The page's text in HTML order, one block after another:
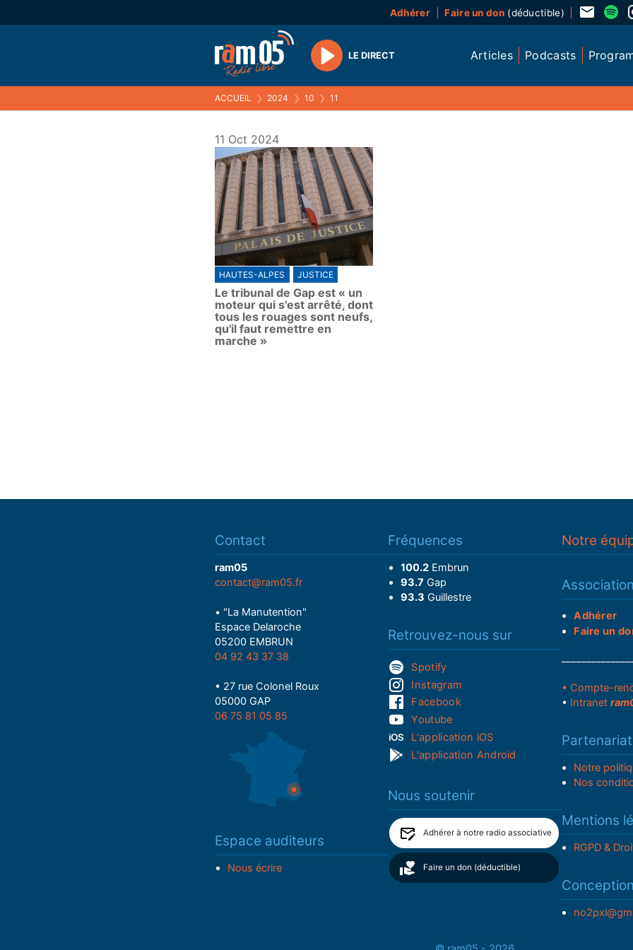
Adhérer Faire un don(déductible)
Play
LE DIRECT Articles Podcasts
ACCUEIL ❯ 2024 ❯ 10 ❯ 11
11 Oct 2024
HAUTES-ALPES JUSTICE
Le tribunal de Gap est « un
moteur qui s'est arrêté, dont
tous les rouages sont neufs,
qu'il faut remettre en
marche »
Contact
ram05
contact@ram05.fr
• "La Manutention"
Espace Delaroche
05200 EMBRUN
04 92 43 37 38
• 27 rue Colonel Roux
05000 GAP
06 75 81 05 85
Espace auditeurs
Nous écrire
Fréquences
100.2Embrun
93.7 Gap
93.3 Guillestre
Retrouvez-nous sur
Spotify
Instagram
Facebook
Youtube
L'application iOS
L'application Android
Nous soutenir
Adhérer à notre radio associative
Faire un don (déductible)
Notre
Association
Adhérer
Faire un
• Compte-
• Intranet
Notre
Nos
Mentions
RGPD &